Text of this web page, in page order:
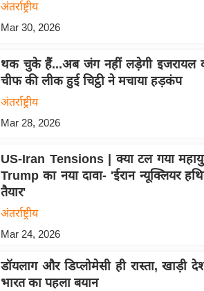
अंतर्राष्ट्रीय
Mar 30, 2026
थक चुके हैं...अब जंग नहीं लड़ेगी इजरायल
चीफ की लीक हुई चिट्ठी ने मचाया हड़कंप
अंतर्राष्ट्रीय
Mar 28, 2026
US-Iran Tensions | क्या टल गया
Trump का नया दावा- 'ईरान न्यूक्लियर
तैयार'
अंतर्राष्ट्रीय
Mar 24, 2026
डॉयलाग और डिप्लोमेसी ही रास्ता, खाड़ी
भारत का पहला बयान